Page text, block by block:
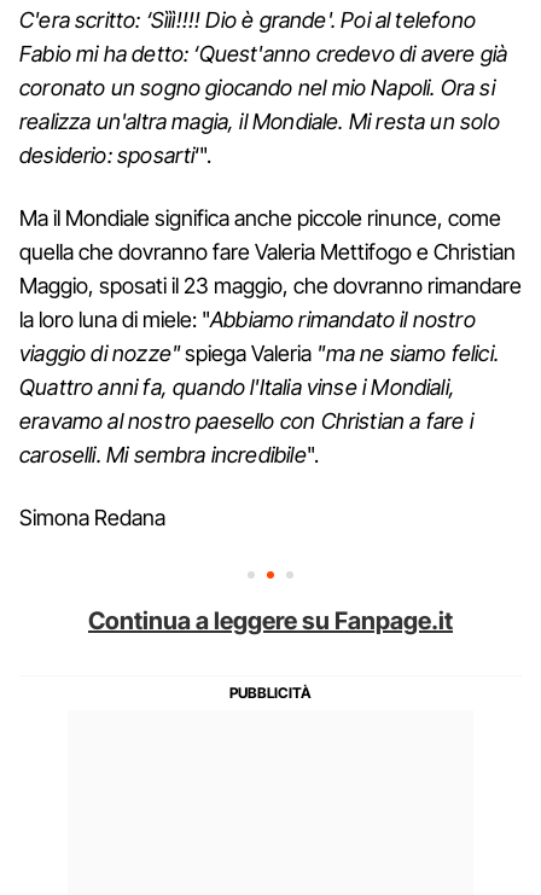
C'era scritto: ‘Sììì!!!! Dio è grande'. Poi al telefono
Fabio mi ha detto: ‘Quest'anno credevo di avere già
coronato un sogno giocando nel mio Napoli. Ora si
realizza un'altra magia, il Mondiale. Mi resta un solo
desiderio: sposarti‘".
Ma il Mondiale significa anche piccole rinunce, come
quella che dovranno fare Valeria Mettifogo e Christian
Maggio, sposati il 23 maggio, che dovranno rimandare
la loro luna di miele: "Abbiamo rimandato il nostro
viaggio di nozze"spiega Valeria "ma ne siamo felici.
Quattro anni fa, quando l'Italia vinse i Mondiali,
eravamo al nostro paesello con Christian a fare i
caroselli. Mi sembra incredibile".
Simona Redana
Continua a leggere su Fanpage.it